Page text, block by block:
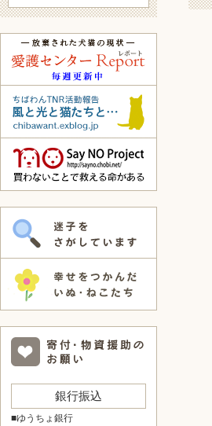
銀行振込
■ゆうちょ銀行